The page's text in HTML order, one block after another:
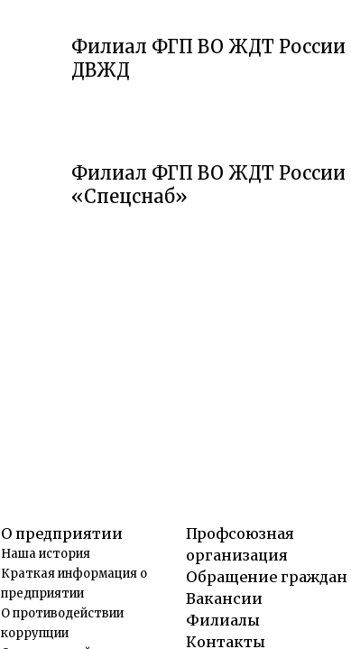
Филиал ФГП ВО ЖДТ России
ДВЖД
Филиал ФГП ВО ЖДТ России
«Спецснаб»
О предприятии
Наша история
Краткая информация о
предприятии
О противодействии
коррупции
Профсоюзная
организация
Обращение граждан
Вакансии
Филиалы
Контакты